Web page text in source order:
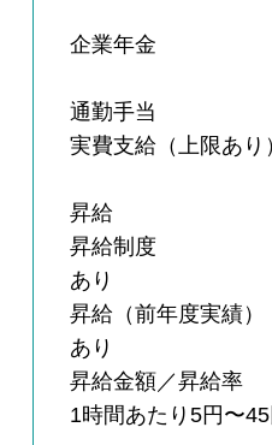
企業年金
通勤手当
実費支給（上限あり
昇給
昇給制度
あり
昇給（前年度実績）
あり
昇給金額／昇給率
1時間あたり5円〜45